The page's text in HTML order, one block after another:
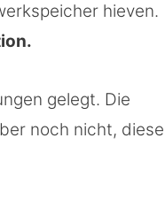
hieven.
gelegt. Die
noch nicht, diese